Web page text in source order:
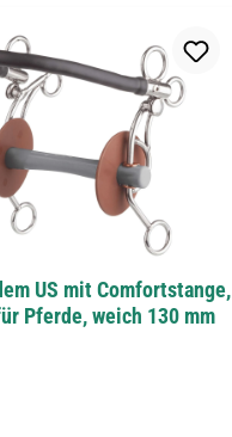
US mit Comfortstange,
Pferde, weich 130 mm